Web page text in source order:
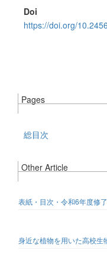
Doi
https://doi.org/
Pages
総目次
Other Article
表紙・目次・令和6年度修
身近な植物を用いた高校生